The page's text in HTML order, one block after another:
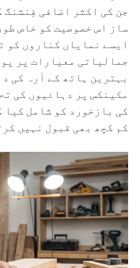
جن کی اکثر اضافی فِنشنگ
ساز اس خصوصیت کو خاص
ایسے نمایاں کناروں کو
جمالیاتی معیارات پر
بہترین ہاتھ کے آرہ کی
مکینکس پر دہائیوں کی
کی بازخورد کو شامل کیا
کم کچھ بھی قبول نہیں